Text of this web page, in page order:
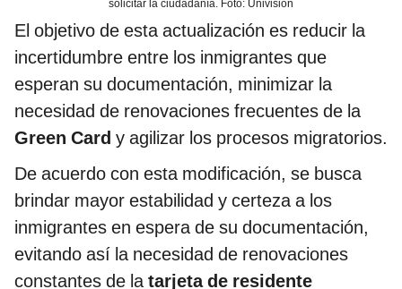
solicitar la ciudadanía. Foto: Univisión
El objetivo de esta actualización es reducir la
incertidumbre entre los inmigrantes que
esperan su documentación, minimizar la
necesidad de renovaciones frecuentes de la
Green Card y agilizar los procesos migratorios.
De acuerdo con esta modificación, se busca
brindar mayor estabilidad y certeza a los
inmigrantes en espera de su documentación,
evitando así la necesidad de renovaciones
constantes de la tarjeta de residente